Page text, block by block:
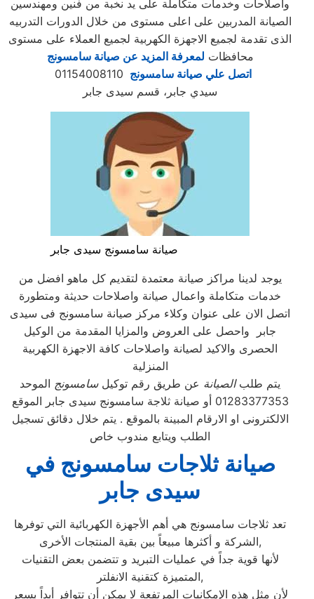
واصلاحات وخدمات متكاملة على يد نخبة من فنين ومهندسين
الصيانة المدربين على اعلى مستوى من خلال الدورات التدربيه
الذى تقدمة لجميع الاجهزة الكهربية لجميع العملاء على مستوى
محافظات لمعرفة المزيد عن صيانة سامسونج
اتصل علي صيانة سامسونج
سيدي جابر، قسم سيدى جابر
صيانة سامسونج سيدى جابر
يوجد لدينا مراكز صيانة معتمدة لتقديم كل ماهو افضل من
خدمات متكاملة واعمال صيانة واصلاحات حديثة ومتطورة
اتصل الان على عنوان وكلاء مركز صيانة سامسونج فى سيدى
جابر واحصل على العروض والمزايا المقدمة من الوكيل
الحصرى والاكيد لصيانة واصلاحات كافة الاجهزة الكهربية
المنزلية
يتم طلبالصيانة عن طريق رقم توكيلسامسونج الموحد
01283377353 أو صيانة ثلاجة سامسونج سيدى جابر الموقع
الالكترونى او الارقام المبينة بالموقع . يتم خلال دقائق تسجيل
الطلب ويتابع مندوب خاص
صيانة ثلاجات سامسونج في
سيدى جابر
تعد ثلاجات سامسونج هي أهم الأجهزة الكهربائية التي توفرها
الشركة و أكثرها مبيعاً بين بقية المنتجات الأخرى,
لأنها قوية جداً في عمليات التبريد و تتضمن بعض التقنيات
المتميزة كتقنية الانفلتر,
لأن مثل هذه الإمكانيات المرتفعة لا يمكن أن تتوافر أبداً بسعر